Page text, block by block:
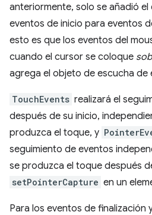
anteriormente, solo se añadió
eventos de inicio para eventos
esto es que los eventos del
cuando el cursor se coloque
agrega el objeto de escucha de
TouchEvents realizará el
después de su inicio,
produzca el toque, y
seguimiento de eventos
se produzca el toque después
setPointerCapture en un
Para los eventos de finalización